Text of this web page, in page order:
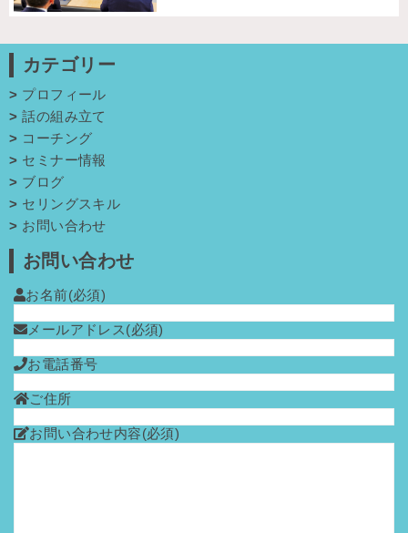
カテゴリー
プロフィール
話の組み立て
コーチング
セミナー情報
ブログ
セリングスキル
お問い合わせ
お問い合わせ
お名前(必須)
メールアドレス(必須)
お電話番号
ご住所
お問い合わせ内容(必須)